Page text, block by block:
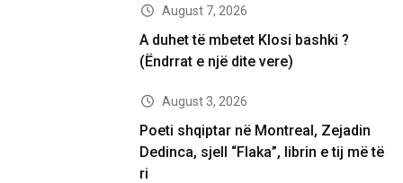
August 7, 2026
A duhet të mbetet Klosi bashki ?
(Ëndrrat e një dite vere)
August 3, 2026
Poeti shqiptar në Montreal, Zejadin
Dedinca, sjell “Flaka”, librin e tij më të
ri